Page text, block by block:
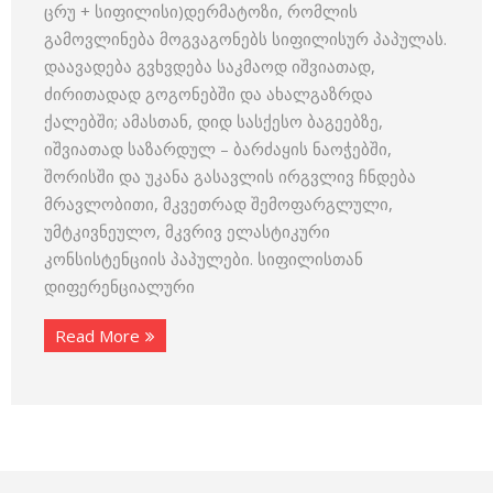
ცრუ + სიფილისი)დერმატოზი, რომლის
გამოვლინება მოგვაგონებს სიფილისურ პაპულას.
დაავადება გვხვდება საკმაოდ იშვიათად,
ძირითადად გოგონებში და ახალგაზრდა
ქალებში; ამასთან, დიდ სასქესო ბაგეებზე,
იშვიათად საზარდულ – ბარძაყის ნაოჭებში,
შორისში და უკანა გასავლის ირგვლივ ჩნდება
მრავლობითი, მკვეთრად შემოფარგლული,
უმტკივნეულო, მკვრივ ელასტიკური
კონსისტენციის პაპულები. სიფილისთან
დიფერენციალური
Read More